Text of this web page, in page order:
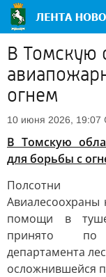
В Томскую
огнем
10 июня 2026, 19:07
В Томскую
для борьбы с
Полсотни
Авиалесоохраны
помощи в
принято по
департамента
осложнившейся